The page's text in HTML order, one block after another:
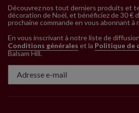
Découvrez nos tout derniers produits et
décoration de Noël, et bénéficiez de 30 €
prochaine commande en vous abonnant
En vous inscrivant à notre liste de
Conditions générales et la Politique de
Balsam Hill.